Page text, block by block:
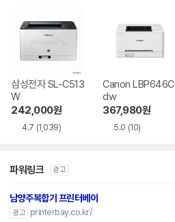
삼성전자 SL-C513
W
242,000원
4.7 (1,039)
Canon LBP646C
dw
367,980원
5.0 (10)
파워링크 광고
남양주복합기 프린터베이
광고
printerbay.co.kr/